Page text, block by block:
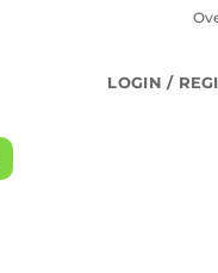
LOGIN /